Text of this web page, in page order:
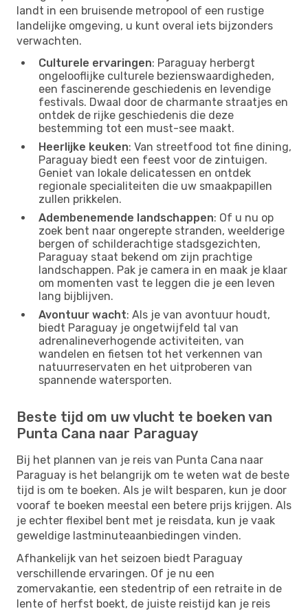
landt in een bruisende metropool of een rustige
landelijke omgeving, u kunt overal iets bijzonders
verwachten.
Culturele ervaringen: Paraguay herbergt
ongelooflijke culturele bezienswaardigheden,
een fascinerende geschiedenis en levendige
festivals. Dwaal door de charmante straatjes en
ontdek de rijke geschiedenis die deze
bestemming tot een must-see maakt.
Heerlijke keuken: Van streetfood tot fine dining,
Paraguay biedt een feest voor de zintuigen.
Geniet van lokale delicatessen en ontdek
regionale specialiteiten die uw smaakpapillen
zullen prikkelen.
Adembenemende landschappen: Of u nu op
zoek bent naar ongerepte stranden, weelderige
bergen of schilderachtige stadsgezichten,
Paraguay staat bekend om zijn prachtige
landschappen. Pak je camera in en maak je klaar
om momenten vast te leggen die je een leven
lang bijblijven.
Avontuur wacht: Als je van avontuur houdt,
biedt Paraguay je ongetwijfeld tal van
adrenalineverhogende activiteiten, van
wandelen en fietsen tot het verkennen van
natuurreservaten en het uitproberen van
spannende watersporten.
Beste tijd om uw vlucht te boeken van
Punta Cana naar Paraguay
Bij het plannen van je reis van Punta Cana naar
Paraguay is het belangrijk om te weten wat de beste
tijd is om te boeken. Als je wilt besparen, kun je door
vooraf te boeken meestal een betere prijs krijgen. Als
je echter flexibel bent met je reisdata, kun je vaak
geweldige lastminuteaanbiedingen vinden.
Afhankelijk van het seizoen biedt Paraguay
verschillende ervaringen. Of je nu een
zomervakantie, een stedentrip of een retraite in de
lente of herfst boekt, de juiste reistijd kan je reis